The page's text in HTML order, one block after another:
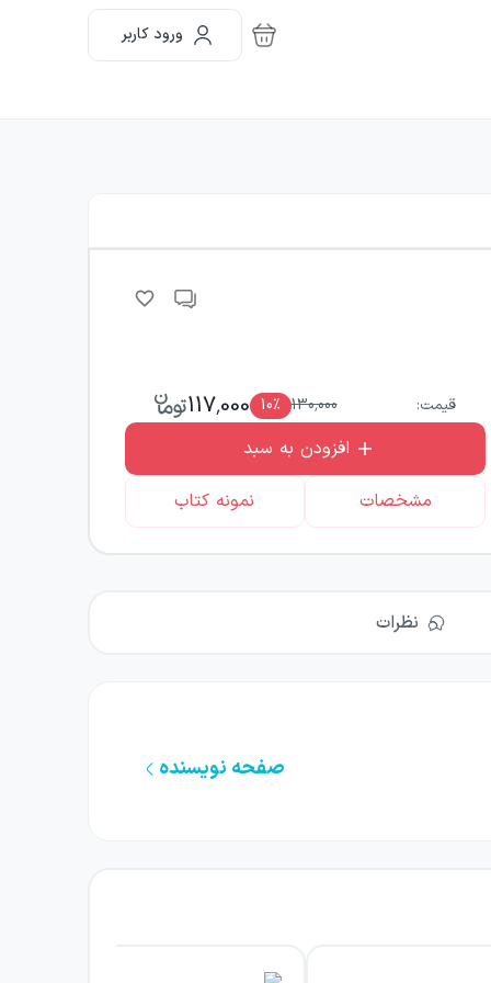
ورود کاربر
قیمت: 130,000
10٪ 117,000
افزودن به سبد
مشخصات
نمونه کتاب
نظرات
صفحه نویسنده